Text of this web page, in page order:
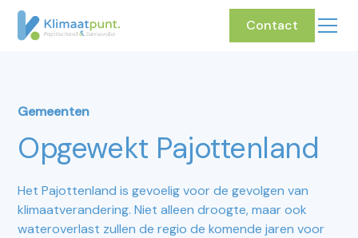
Contact
Gemeenten
Opgewekt Pajottenland
Het Pajottenland is gevoelig voor de gevolgen van
klimaatverandering. Niet alleen droogte, maar ook
wateroverlast zullen de regio de komende jaren voor